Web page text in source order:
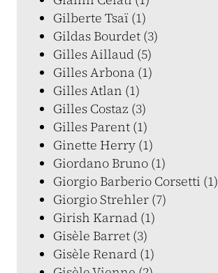
Gilberte Tsaï (1)
Gildas Bourdet (3)
Gilles Aillaud (5)
Gilles Arbona (1)
Gilles Atlan (1)
Gilles Costaz (3)
Gilles Parent (1)
Ginette Herry (1)
Giordano Bruno (1)
Giorgio Barberio Corsetti (1)
Giorgio Strehler (7)
Girish Karnad (1)
Gisèle Barret (3)
Gisèle Renard (1)